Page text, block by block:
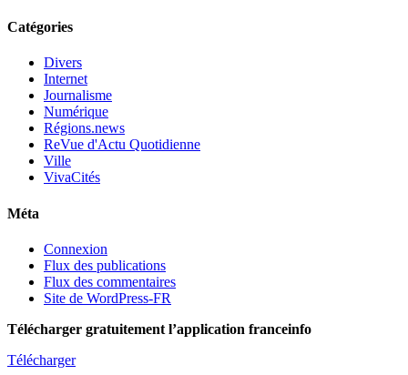
Catégories
Divers
Internet
Journalisme
Numérique
Régions.news
ReVue d'Actu Quotidienne
Ville
VivaCités
Méta
Connexion
Flux des publications
Flux des commentaires
Site de WordPress-FR
Télécharger gratuitement l’application franceinfo
Télécharger